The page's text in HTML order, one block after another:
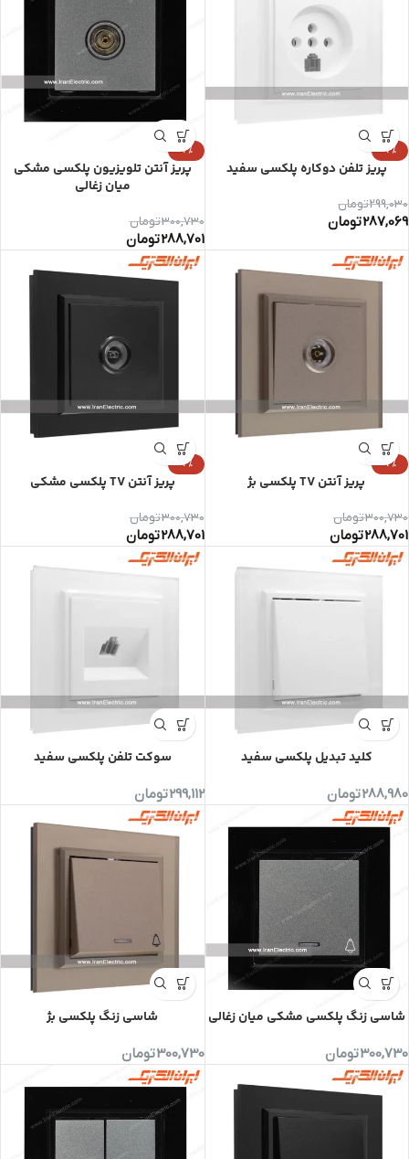
-4%
پریز تلفن دوکاره پلکسی سفید
299,030تومان
287,069تومان
-4%
پریز آنتن تلویزیون پلکسی مشکی
میان زغالی
300,730تومان
288,701تومان
-4%
پریز آنتن TV پلکسی بژ
300,730تومان
288,701تومان
-4%
پریز آنتن TV پلکسی مشکی
300,730تومان
288,701تومان
کلید تبدیل پلکسی سفید
288,980تومان
سوکت تلفن پلکسی سفید
299,112تومان
شاسی زنگ پلکسی مشکی میان زغالی
300,730تومان
شاسی زنگ پلکسی بژ
300,730تومان